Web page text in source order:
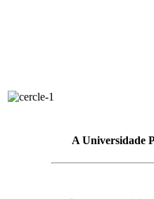
A Universidade